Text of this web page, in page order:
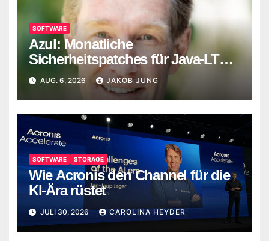
SOFTWARE
Azul: Monatliche
Sicherheitspatches für Java-LTS-
Versionen
AUG. 6, 2026 JAKOB JUNG
SOFTWARE STORAGE
Wie Acronis den Channel für die
KI-Ära rüstet
JULI 30, 2026 CAROLINA HEYDER